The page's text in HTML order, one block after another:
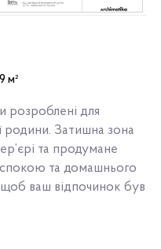
м²
розроблені для
родини. Затишна зона
та продумане
спокою та домашнього
ваш відпочинок був